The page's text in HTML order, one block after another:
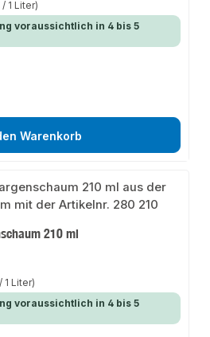
1 Liter)
voraussichtlich in 4 bis 5
Warenkorb
210 ml
1 Liter)
voraussichtlich in 4 bis 5